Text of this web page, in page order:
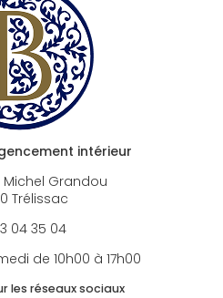
intérieur
Grandou
Trélissac
04 35 04
de 10h00 à 17h00
les réseaux sociaux